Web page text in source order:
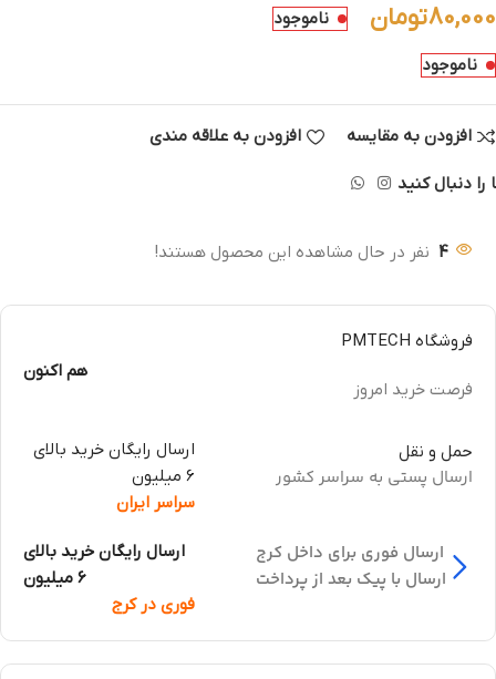
80,000تومان ناموجود
ناموجود
افزودن به مقایسه افزودن به علاقه مندی
را دنبال کنید
4 نفر در حال مشاهده این محصول هستند!
فروشگاه PMTECH
فرصت خرید امروز
هم اکنون
حمل و نقل
ارسال پستی به سراسر کشور
ارسال رایگان خرید بالای
6 میلیون
سراسر ایران
ارسال فوری برای داخل کرج
ارسال با پیک بعد از پرداخت
ارسال رایگان خرید بالای
6 میلیون
فوری در کرج